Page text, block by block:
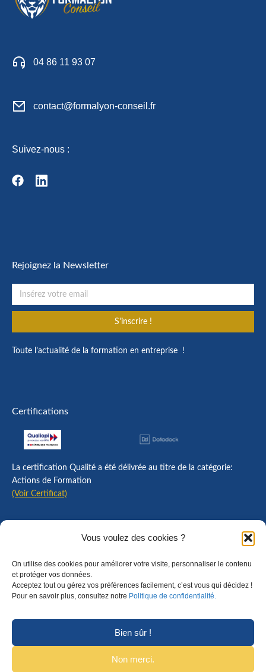
Vous voulez des cookies ?
On utilise des cookies pour améliorer votre visite, personnaliser le contenu
et protéger vos données.
Acceptez tout ou gérez vos préférences facilement, c’est vous qui décidez !
Pour en savoir plus, consultez notre Politique de confidentialité.
Bien sûr !
Non merci.
04 86 11 93 07
contact@formalyon-conseil.fr
Suivez-nous :
Rejoignez la Newsletter
S'inscrire !
Toute l’actualité de la formation en entreprise !
Certifications
La certification Qualité a été délivrée au titre de la catégorie:
Actions de Formation
(Voir Certificat)
Règlement intérieur
CGU
CGV